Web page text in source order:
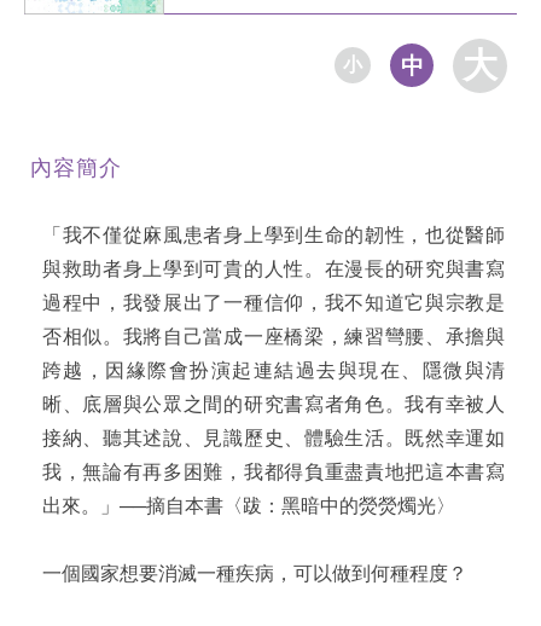
小 中 大
內容簡介
「我不僅從麻風患者身上學到生命的韌性，也從醫師
與救助者身上學到可貴的人性。在漫長的研究與書寫
過程中，我發展出了一種信仰，我不知道它與宗教是
否相似。我將自己當成一座橋梁，練習彎腰、承擔與
跨越，因緣際會扮演起連結過去與現在、隱微與清
晰、底層與公眾之間的研究書寫者角色。我有幸被人
接納、聽其述說、見識歷史、體驗生活。既然幸運如
我，無論有再多困難，我都得負重盡責地把這本書寫
出來。」──摘自本書〈跋：黑暗中的熒熒燭光〉
一個國家想要消滅一種疾病，可以做到何種程度？